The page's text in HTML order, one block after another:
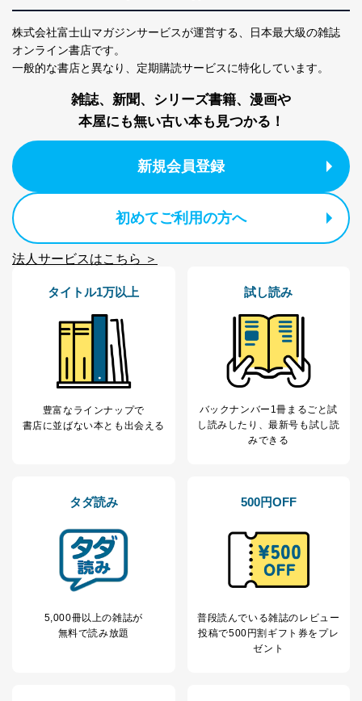
ベース等を取り扱う情報システムを使用する従業
外部からの不正アクセス等の防止
個人データを取り扱う機器等のオペレーティング
個人データを取り扱う機器等にセキュリティ対策
ソフトウェア等を導入し、自動更新 機能等の活用
により、これを最新状態としています。
情報システムの使用に伴う漏洩等の防止
メール等により個人データの含まれるファイルを
当社は、内部監査及びマネジメントレビューの機会を通
善し、常に最良の状態を維持します。
苦情及び相談受付け窓口
貴殿の個人情報及び当社の個人情報保護マネジメントシ
ステムに関するご相談及び苦情については以下までご連
絡ください。
株式会社富士山マガジンサービス 個人情報問い合わせ
制定：2005年4月1日
株式会社富士山マガジンサービス
代表取締役会長 西野 伸一郎
個人情報の取扱いについて
１．個人情報保護管理者
当社は以下の個人情報保護管理者を設置し、個人情報保
株式会社富士山マガジンサービスが運営する、
日本最大級の雑誌
オンライン書店です。
一般的な書店と異なり、 定期購読サービスに特化しています。
雑誌、新聞、シリーズ書籍、漫画や
本屋にも無い古い本も見つかる！
新規会員登録
初めてご利用の方へ
法人サービスはこちら ＞
タイトル1万以上
豊富なラインナップで
書店に並ばない本とも出会える
試し読み
バックナンバー1冊まるごと試
し読み したり、最新号も試し読
みできる
タダ読み
5,000冊以上の雑誌が
無料で読み放題
500円OFF
普段読んでいる雑誌のレビュー
投稿で500円割ギフト券をプレ
ゼント